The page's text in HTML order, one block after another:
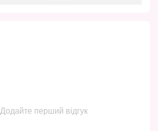
Додайте перший відгук